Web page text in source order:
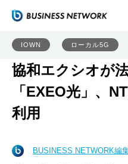
IOWN ローカル5G
協和エクシオが
「EXEO光」、
利用
BUSINESS NETWORK編